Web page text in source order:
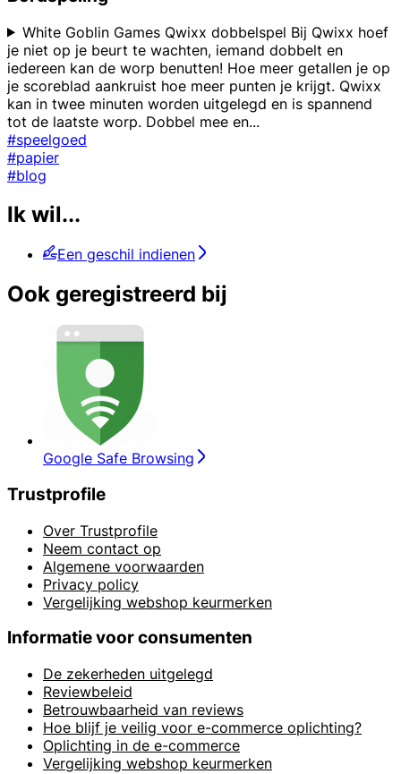
White Goblin Games Qwixx dobbelspel Bij Qwixx hoef
je niet op je beurt te wachten, iemand dobbelt en
iedereen kan de worp benutten! Hoe meer getallen je op
je scoreblad aankruist hoe meer punten je krijgt. Qwixx
kan in twee minuten worden uitgelegd en is spannend
tot de laatste worp. Dobbel mee en...
#speelgoed
#papier
#blog
Ik wil...
Een geschil indienen
Ook geregistreerd bij
Google Safe Browsing
Trustprofile
Over Trustprofile
Neem contact op
Algemene voorwaarden
Privacy policy
Vergelijking webshop keurmerken
Informatie voor consumenten
De zekerheden uitgelegd
Reviewbeleid
Betrouwbaarheid van reviews
Hoe blijf je veilig voor e-commerce oplichting?
Oplichting in de e-commerce
Vergelijking webshop keurmerken